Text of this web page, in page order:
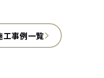
工事例一覧